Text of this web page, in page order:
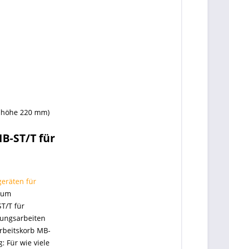
220 mm)
ST/T für
für
T für
MB-
Für wie viele